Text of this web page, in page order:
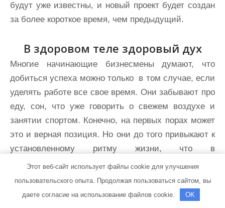
будут уже известны, и новый проект будет создан
за более короткое время, чем предыдущий.
В здоровом теле здоровый дух
Многие начинающие бизнесмены думают, что
добиться успеха можно только в том случае, если
уделять работе все свое время. Они забывают про
еду, сон, что уже говорить о свежем воздухе и
занятии спортом. Конечно, на первых порах может
это и верная позиция. Но они до того привыкают к
установленному ритму жизни, что в
образовавшийся вдруг выходной просто не знают,
Этот веб-сайт использует файлы cookie для улучшения
пользовательского опыта. Продолжая пользоваться сайтом, вы
даете согласие на использование файлов cookie.
OK